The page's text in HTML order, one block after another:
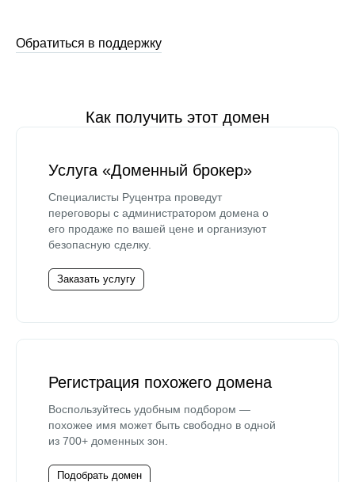
Обратиться в поддержку
Как получить этот домен
Услуга «Доменный брокер»
Специалисты Руцентра проведут
переговоры с администратором домена о
его продаже по вашей цене и организуют
безопасную сделку.
Заказать услугу
Регистрация похожего домена
Воспользуйтесь удобным подбором —
похожее имя может быть свободно в одной
из 700+ доменных зон.
Подобрать домен